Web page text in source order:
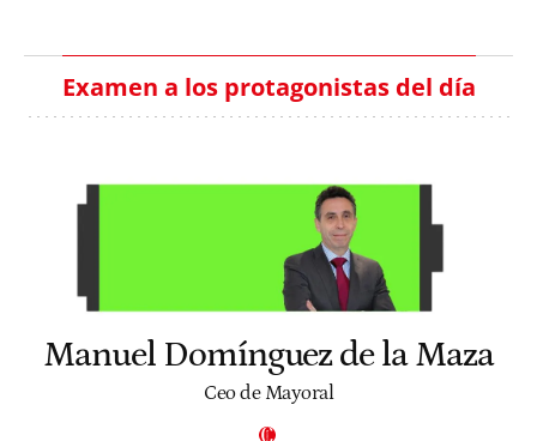
Examen a los protagonistas del día
Manuel Domínguez de la Maza
Ceo de Mayoral